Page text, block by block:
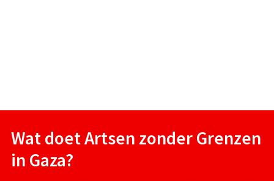
Wat doet Artsen zonder Grenzen
in Gaza?